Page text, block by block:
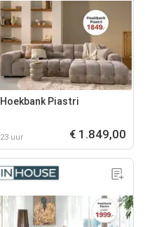
Hoekbank Piastri
23 uur € 1.849,00